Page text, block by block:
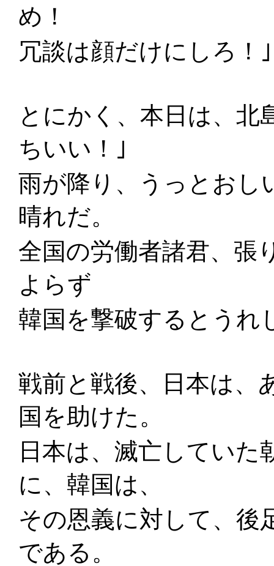
め！
冗談は顔だけにしろ！
とにかく、本日は、北
ちいい！｣
雨が降り、うっとおし
晴れだ。
全国の労働者諸君、張
よらず
韓国を撃破するとうれ
戦前と戦後、日本は、
国を助けた。
日本は、滅亡していた
に、韓国は、
その恩義に対して、後
である。